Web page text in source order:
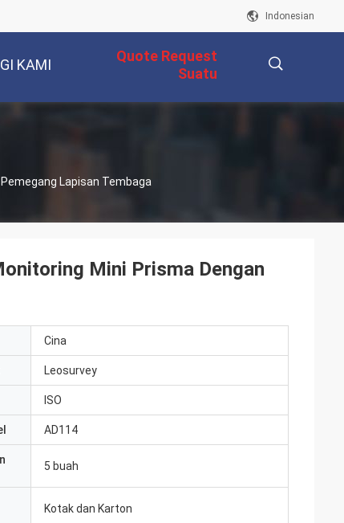
Indonesian
KAMI
Quote Request
Suatu
Lapisan Tembaga
Mini Prisma Dengan
Cina
Leosurvey
ISO
AD114
5 buah
Kotak dan Karton